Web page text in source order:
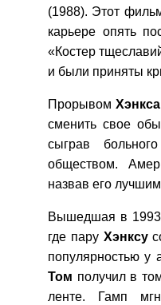
(1988). Этот
карьере опять
«Костер
и были приняты
ПрорывомХэнкса
сменить свое
сыграв
обществом.
назвав его
Вышедшая в 1993
где пару Хэнксу
популярностью у
Том получил в
ленте. Гамп